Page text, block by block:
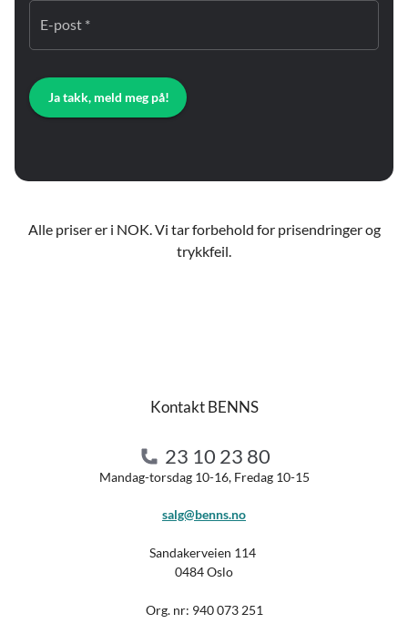
E-post *
Ja takk, meld meg på!
Alle priser er i NOK. Vi tar forbehold for prisendringer og
trykkfeil.
Kontakt BENNS
23 10 23 80
Mandag-torsdag 10-16, Fredag 10-15
salg@benns.no
Sandakerveien 114
0484 Oslo
Org. nr: 940 073 251